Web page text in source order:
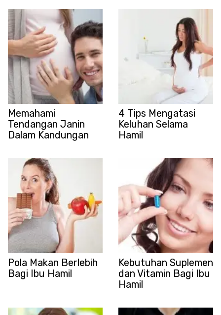
Memahami
Tendangan Janin
Dalam Kandungan
4 Tips Mengatasi
Keluhan Selama
Hamil
Pola Makan Berlebih
Bagi Ibu Hamil
Kebutuhan Suplemen
dan Vitamin Bagi Ibu
Hamil